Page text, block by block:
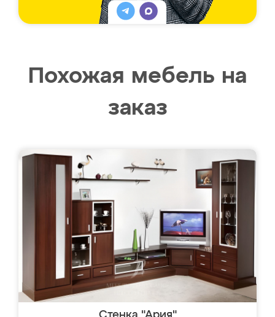
Похожая мебель на
заказ